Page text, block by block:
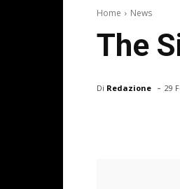
Home News
The
Di Redazione - 29